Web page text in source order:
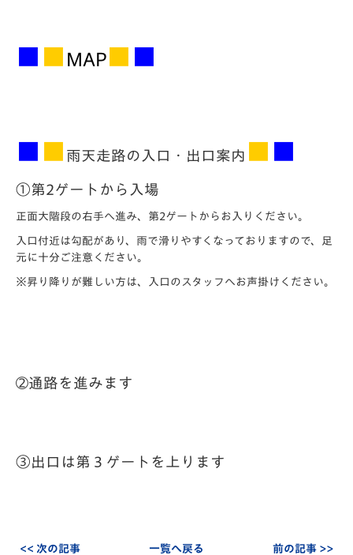
MAP
雨天走路の 入口・出口案内
①第2ゲートから入場
正面大階段の右手へ進み、第2ゲートからお入りください。
入口付近は勾配があり、雨で滑りやすくなっておりますので、足
元に十分ご注意ください。
※昇り降りが難しい方は、入口のスタッフへお声掛けください。
➁通路を進みます
③出口は第３ゲートを上ります
<< 次の記事 一覧へ戻る 前の記事 >>